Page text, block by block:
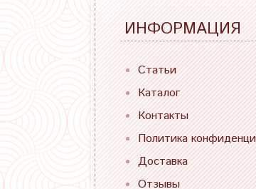
ИНФОРМАЦИЯ
Статьи
Каталог
Контакты
Политика
Доставка
Отзывы